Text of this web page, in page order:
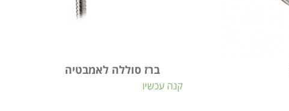
ברז סוללה לאמבטיה
קנה עכשיו